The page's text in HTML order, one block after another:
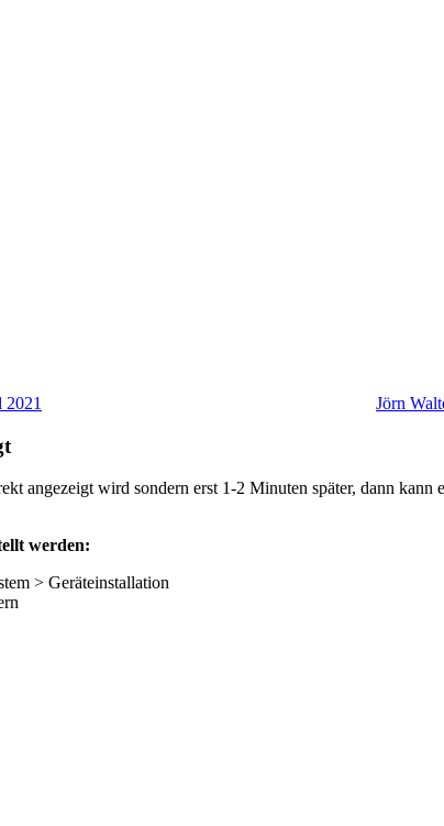
2021 Jörn
angezeigt wird sondern erst 1-2 Minuten später, dann
werden:
> Geräteinstallation